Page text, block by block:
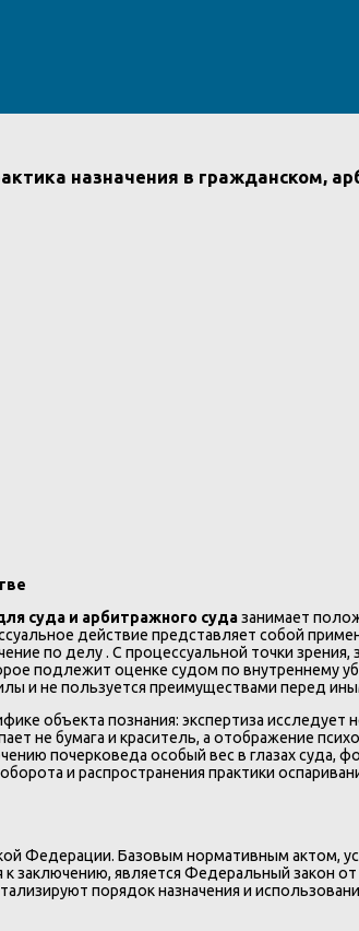
назначения в гражданском,
суда и арбитражного судазанимает
действие представляет собой
по делу . С процессуальной точки зрения,
подлежит оценке судом по внутреннему
и не пользуется преимуществами перед
объекта познания: экспертиза исследует
не бумага и краситель, а отображение
почерковеда особый вес в глазах суда,
и распространения практики
Федерации. Базовым нормативным актом,
к заключению, является Федеральный закон
порядок назначения и